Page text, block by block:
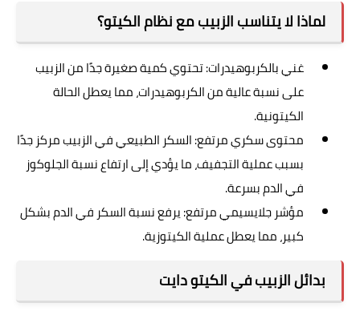
لماذا لا يتناسب الزبيب مع نظام الكيتو؟
غني بالكربوهيدرات: تحتوي كمية صغيرة جدًا من الزبيب
على نسبة عالية من الكربوهيدرات، مما يعطل الحالة
الكيتونية.
محتوى سكري مرتفع: السكر الطبيعي في الزبيب مركز جدًا
بسبب عملية التجفيف، ما يؤدي إلى ارتفاع نسبة الجلوكوز
في الدم بسرعة.
مؤشر جلايسيمي مرتفع: يرفع نسبة السكر في الدم بشكل
كبير، مما يعطل عملية الكيتوزية.
بدائل الزبيب في الكيتو دايت